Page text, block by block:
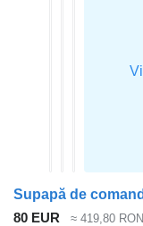
80 EUR ≈ 419,80 RON